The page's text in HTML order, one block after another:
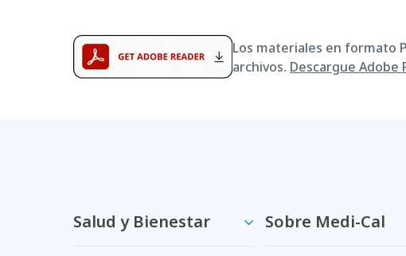
Los materiales en formato
archivos. Descargue
Salud y Bienestar Sobre Medi-Cal